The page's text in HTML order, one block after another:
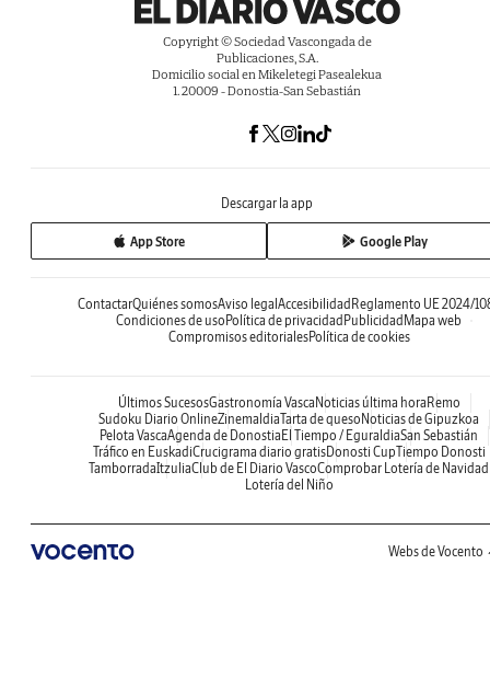
Copyright © Sociedad Vascongada de
Publicaciones, S.A.
Domicilio social en Mikeletegi Pasealekua
1. 20009 - Donostia-San Sebastián
Descargar la app
App Store Google Play
ContactarQuiénes somosAviso legal Accesibilidad Reglamento UE 2024/
Condiciones de uso Política de privacidad Publicidad Mapa web
Compromisos editorialesPolítica de cookies
Últimos SucesosGastronomía Vasca Noticias última hora Remo
Sudoku Diario OnlineZinemaldiaTarta de queso Noticias de Gipuzkoa
Pelota VascaAgenda de Donostia El Tiempo / EguraldiaSan Sebastián
Tráfico en EuskadiCrucigrama diario gratisDonosti CupTiempo Donosti
TamborradaItzuliaClub de El Diario VascoComprobar Lotería de Navidad
Lotería del Niño
Webs de Vocento